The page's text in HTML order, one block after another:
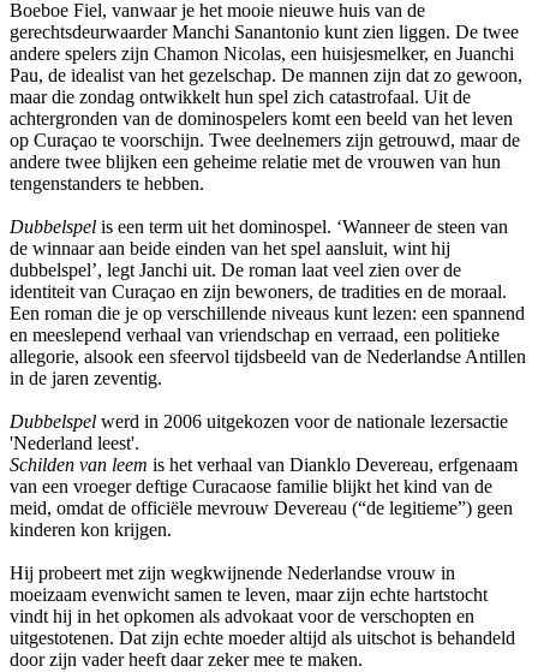
Boeboe Fiel, vanwaar je het mooie nieuwe huis van de
gerechtsdeurwaarder Manchi Sanantonio kunt zien liggen. De twee
andere spelers zijn Chamon Nicolas, een huisjesmelker, en Juanchi
Pau, de idealist van het gezelschap. De mannen zijn dat zo gewoon,
maar die zondag ontwikkelt hun spel zich catastrofaal. Uit de
achtergronden van de dominospelers komt een beeld van het leven
op Curaçao te voorschijn. Twee deelnemers zijn getrouwd, maar de
andere twee blijken een geheime relatie met de vrouwen van hun
tengenstanders te hebben.
Dubbelspel is een term uit het dominospel. ‘Wanneer de steen van
de winnaar aan beide einden van het spel aansluit, wint hij
dubbelspel’, legt Janchi uit. De roman laat veel zien over de
identiteit van Curaçao en zijn bewoners, de tradities en de moraal.
Een roman die je op verschillende niveaus kunt lezen: een spannend
en meeslepend verhaal van vriendschap en verraad, een politieke
allegorie, alsook een sfeervol tijdsbeeld van de Nederlandse Antillen
in de jaren zeventig.
Dubbelspel werd in 2006 uitgekozen voor de nationale lezersactie
'Nederland leest'.
Schilden van leem is het verhaal van Dianklo Devereau, erfgenaam
van een vroeger deftige Curacaose familie blijkt het kind van de
meid, omdat de officiële mevrouw Devereau (“de legitieme”) geen
kinderen kon krijgen.
Hij probeert met zijn wegkwijnende Nederlandse vrouw in
moeizaam evenwicht samen te leven, maar zijn echte hartstocht
vindt hij in het opkomen als advokaat voor de verschopten en
uitgestotenen. Dat zijn echte moeder altijd als uitschot is behandeld
door zijn vader heeft daar zeker mee te maken.